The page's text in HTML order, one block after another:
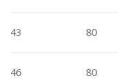
43 80
46 80